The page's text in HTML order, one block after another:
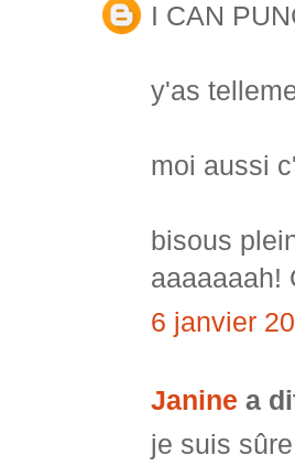
I CAN
y'as
moi aussi
bisous
aaaaaaah!
6 janvier
Janine a
je suis